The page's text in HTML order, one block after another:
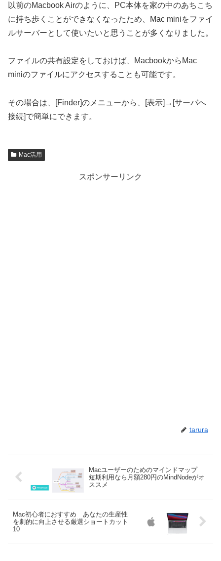
以前のMacbook Airのように、PC本体を家の中のあちこち
に持ち歩くことができなくなったため、Mac miniをファイ
ルサーバーとして使いたいと思うことが多くなりました。
ファイルの共有設定をしておけば、MacbookからMac
miniのファイルにアクセスすることも可能です。
その場合は、[Finder]のメニューから、[表示]→[サーバへ
接続]で簡単にできます。
Mac活用
スポンサーリンク
tarura
Macユーザーのためのマインドマップ
短期利用なら月額280円のMindNodeがオ
ススメ
Mac初心者におすすめ あなたの生産性
を劇的に向上させる厳選ショートカット
10